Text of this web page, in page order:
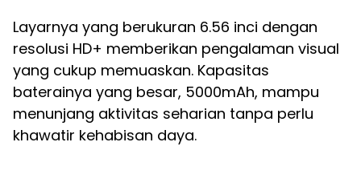
Layarnya yang berukuran 6.56 inci dengan
resolusi HD+ memberikan pengalaman visual
yang cukup memuaskan. Kapasitas
baterainya yang besar, 5000mAh, mampu
menunjang aktivitas seharian tanpa perlu
khawatir kehabisan daya.